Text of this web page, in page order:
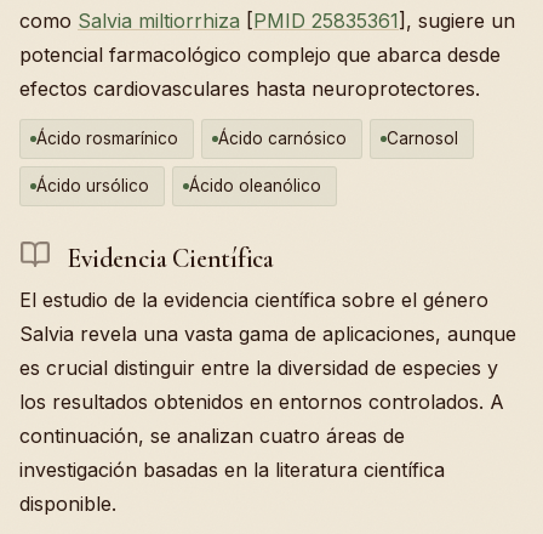
como Salvia miltiorrhiza [PMID 25835361], sugiere un
potencial farmacológico complejo que abarca desde
efectos cardiovasculares hasta neuroprotectores.
Ácido rosmarínico Ácido carnósico Carnosol
Ácido ursólico Ácido oleanólico
Evidencia Científica
El estudio de la evidencia científica sobre el género
Salvia revela una vasta gama de aplicaciones, aunque
es crucial distinguir entre la diversidad de especies y
los resultados obtenidos en entornos controlados. A
continuación, se analizan cuatro áreas de
investigación basadas en la literatura científica
disponible.